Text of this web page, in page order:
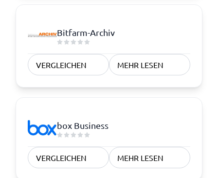
Bitfarm-Archiv
VERGLEICHEN MEHR LESEN
box Business
VERGLEICHEN MEHR LESEN